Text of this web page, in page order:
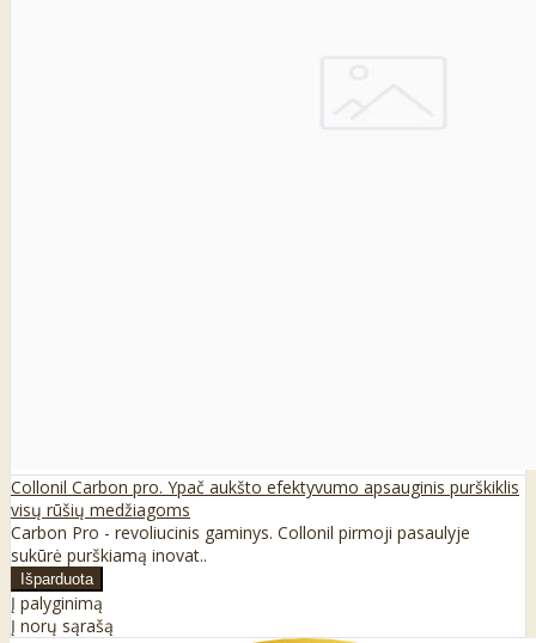
Collonil Carbon pro. Ypač aukšto efektyvumo apsauginis purškiklis
visų rūšių medžiagoms
Carbon Pro - revoliucinis gaminys. Collonil pirmoji pasaulyje
sukūrė purškiamą inovat..
Į palyginimą
Į norų sąrašą